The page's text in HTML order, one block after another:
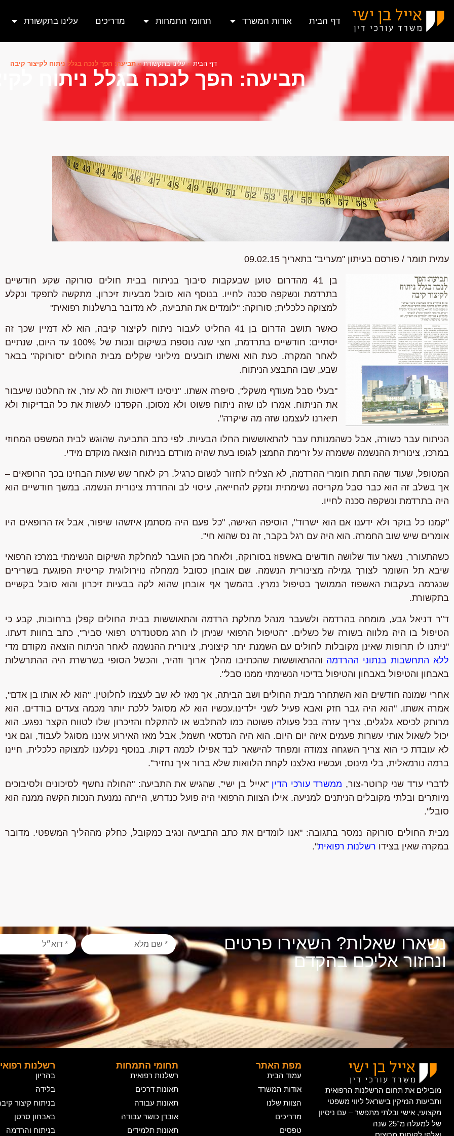
דף הבית אודות המשרד תחומי התמחות מדריכים עלינו בתקשורת
דף הבית»עלינו בתקשורת»תביעה: הפך לנכה בגלל ניתוח לקיצור קיבה
תביעה: הפך לנכה בגלל ניתוח
עמית תומר / פורסם בעיתון "מעריב" בתאריך 09.02.15
בן 41 מהדרום טוען שבעקבות סיבוך בניתוח
בבית חולים סורוקה שקע חודשיים
בתרדמת ונשקפה סכנה לחייו. בנוסף הוא סובל מבעיות זיכרון, מתקשה לתפקד ונקלע
למצוקה כלכלית; סורוקה: "לומדים את התביעה, לא מדובר ברשלנות רפואית"
כאשר תושב הדרום בן 41 החליט לעבור ניתוח לקיצור קיבה, הוא לא דמיין שכך זה
יסתיים: חודשיים בתרדמת, חצי שנה נוספת בשיקום ונכות של 100% עד היום, שנתיים
לאחר המקרה. כעת הוא ואשתו תובעים מיליוני שקלים מבית החולים "סורוקה" בבאר
שבע, שבו התבצע הניתוח.
"בעלי סבל מעודף משקל", סיפרה אשתו. "ניסינו דיאטות וזה לא עזר, אז החלטנו שיעבור
את הניתוח. אמרו לנו שזה ניתוח פשוט ולא מסוכן. הקפדנו לעשות את כל הבדיקות ולא
תיארנו לעצמנו שזה מה שיקרה".
הניתוח עבר כשורה, אבל כשהמנותח עבר להתאוששות החלו הבעיות. לפי כתב התביעה שהוגש לבית המשפט המחוזי
במרכז, צינורית ההנשמה ששמרה על זרימת החמצן לגופו בעת שהיה מורדם בניתוח הוצאה מוקדם מידי.
המטופל, שעוד שהה תחת חומרי ההרדמה, לא הצליח לחזור לנשום כרגיל. רק לאחר שש שעות הבחינו בכך הרופאים –
אך בשלב זה הוא כבר סבל מקריסה נשימתית ונזקק להחייאה, עיסוי לב והחדרת צינורית הנשמה. במשך חודשיים הוא
היה בתרדמת ונשקפה סכנה לחייו.
"קמנו כל בוקר ולא ידענו אם הוא ישרוד", הוסיפה האישה, "כל פעם היה מסתמן איזשהו שיפור, אבל אז הרופאים היו
אומרים שיש שוב החמרה. הוא היה עם רגל בקבר, זה נס שהוא חי".
כשהתעורר, נשאר עוד שלושה חודשים באשפוז בסורוקה, ולאחר מכן הועבר למחלקת השיקום הנשימתי במרכז הרפואי
שיבא תל השומר לצורך גמילה מצינורית הנשמה. שם אובחן כסובל ממחלה נוירולוגית קריטית הפוגעת בשרירים
שנגרמה בעקבות האשפוז הממושך בטיפול נמרץ. בהמשך אף אובחן שהוא לקה בבעיות זיכרון והוא סובל בקשיים
בתקשורת.
ד"ר דניאל גבע, מומחה בהרדמה ולשעבר מנהל מחלקת הרדמה והתאוששות בבית החולים קפלן ברחובות, קבע כי
הטיפול בו היה מלווה בשורה של כשלים. "הטיפול הרפואי שניתן לו חרג מסטנדרט רפואי סביר", כתב בחוות דעתו.
"ניתנו לו תרופות שאינן מקובלות לחולים עם השמנת יתר קיצונית, צינורית ההנשמה לאחר הניתוח הוצאה מקודם מדי
ללא התחשבות בנתוני ההרדמה וההתאוששות שהכתיבו מהלך ארוך וזהיר, והכשל הסופי בשרשרת היה ההתרשלות
באבחון והטיפול באבחון והטיפול בדיכוי הנשימתי ממנו סבל".
אחרי שמונה חודשים הוא השתחרר מבית החולים ושב הביתה, אך מאז לא שב לעצמו לחלוטין. "הוא לא אותו בן אדם",
אמרה אשתו. "הוא היה גבר חזק ואבא פעיל לשני ילדינו.עכשיו הוא לא מסוגל ללכת יותר מכמה צעדים בודדים. הוא
מרותק לכיסא גלגלים, צריך עזרה בכל פעולה פשוטה כמו להתלבש או להתקלח והזיכרון שלו לטווח הקצר נפגע. הוא
יכול לשאול אותי עשרות פעמים איזה יום היום. הוא היה הנדסאי חשמל, אבל מאז האירוע איננו מסוגל לעבוד, וגם אני
לא עובדת כי הוא צריך השגחה צמודה ומפחד להישאר לבד אפילו לכמה דקות. בנוסף נקלענו למצוקה כלכלית, חיינו
ברמה נורמאלית, בלי מינוס, ועכשיו נאלצנו לקחת הלוואות שלא ברור איך נחזיר".
לדבריעו"ד שני קרוטר-צור, ממשרד עורכי הדין "אייל בן ישי", שהגיש את התביעה: "החולה נחשף לסיכונים ולסיבוכים
מיותרים ובלתי מקובלים הניתנים למניעה. אילו הצוות הרפואי היה פועל כנדרש, הייתה נמנעת הנכות הקשה ממנה הוא
סובל".
מבית החולים סורוקה נמסר בתגובה: "אנו לומדים את כתב התביעה ונגיב כמקובל, כחלק מההליך המשפטי. מדובר
במקרה שאין בצידו רשלנות רפואית".
נשארו שאלות? השאירו פרטים
ונחזור אליכם בהקדם
מובילים את תחום הרשלנות הרפואית
ותביעות הנזיקין בישראל ליווי משפטי
מקצועי, אישי ובלתי מתפשר – עם ניסיון
של למעלה מ־25 שנה
מפת האתר
עמוד הבית
אודות המשרד
הצוות שלנו
מדריכים
טפסים
תחומי התמחות
רשלנות רפואית
תאונות דרכים
תאונות עבודה
אובדן כושר עבודה
תאונות תלמידים
רשלנות
בהריון
בלידה
בניתוח קיצור
באבחון סרטן
בניתוח והרדמה